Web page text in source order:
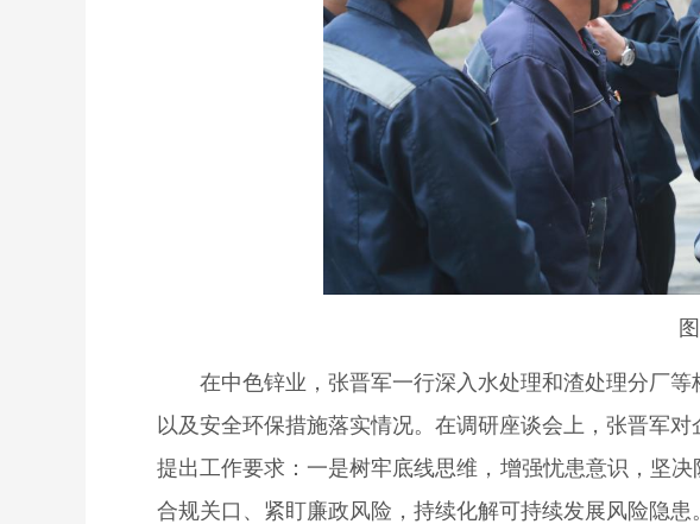
在中色锌业，张晋军一行深入水处理和渣处理分厂
以及安全环保措施落实情况。在调研座谈会上，张晋军
提出工作要求：一是树牢底线思维，增强忧患意识，坚
合规关口、紧盯廉政风险，持续化解可持续发展风险隐